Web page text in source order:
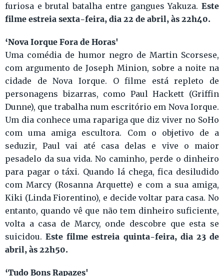
furiosa e brutal batalha entre gangues Yakuza. Este
filme estreia sexta-feira, dia 22 de abril, às 22h40.
‘Nova Iorque Fora de Horas'
Uma comédia de humor negro de Martin Scorsese,
com argumento de Joseph Minion, sobre a noite na
cidade de Nova Iorque. O filme está repleto de
personagens bizarras, como Paul Hackett (Griffin
Dunne), que trabalha num escritório em Nova Iorque.
Um dia conhece uma rapariga que diz viver no SoHo
com uma amiga escultora. Com o objetivo de a
seduzir, Paul vai até casa delas e vive o maior
pesadelo da sua vida. No caminho, perde o dinheiro
para pagar o táxi. Quando lá chega, fica desiludido
com Marcy (Rosanna Arquette) e com a sua amiga,
Kiki (Linda Fiorentino), e decide voltar para casa. No
entanto, quando vê que não tem dinheiro suficiente,
volta a casa de Marcy, onde descobre que esta se
suicidou.Este filme estreia quinta-feira, dia 23 de
abril, às 22h50.
‘Tudo Bons Rapazes'